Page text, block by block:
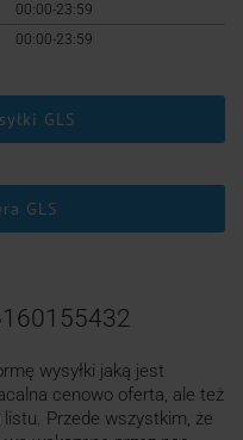
00:00-23:59
00:00-23:59
GLS
GLS
wysyłki jaką jest
cenowo oferta, ale też
Przede wszystkim, że